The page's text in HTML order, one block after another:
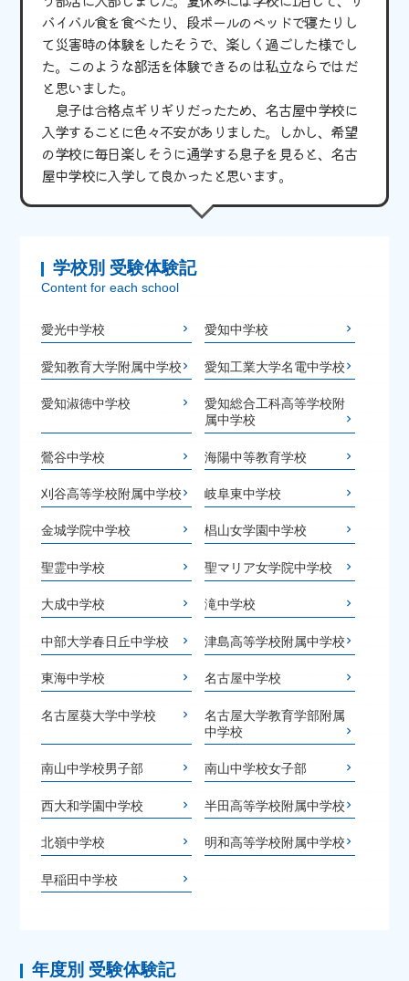
バイバル食を食べたり、段ボールのベッドで寝たりし
て災害時の体験をしたそうで、楽しく過ごした様でし
た。このような部活を体験できるのは私立ならではだ
と思いました。
息子は合格点ギリギリだったため、名古屋中学校に
入学することに色々不安がありました。しかし、希望
の学校に毎日楽しそうに通学する息子を見ると、名古
屋中学校に入学して良かったと思います。
学校別 受験体験記
Content for each school
愛光中学校 愛知中学校
愛知教育大学附属中学校 愛知工業大学名電中学校
愛知淑徳中学校
愛知総合工科高等学校附
属中学校
鶯谷中学校 海陽中等教育学校
刈谷高等学校附属中学校 岐阜東中学校
金城学院中学校 椙山女学園中学校
聖霊中学校 聖マリア女学院中学校
大成中学校 滝中学校
中部大学春日丘中学校 津島高等学校附属中学校
東海中学校 名古屋中学校
名古屋葵大学中学校
名古屋大学教育学部附属
中学校
南山中学校男子部 南山中学校女子部
西大和学園中学校 半田高等学校附属中学校
北嶺中学校 明和高等学校附属中学校
早稲田中学校
年度別 受験体験記